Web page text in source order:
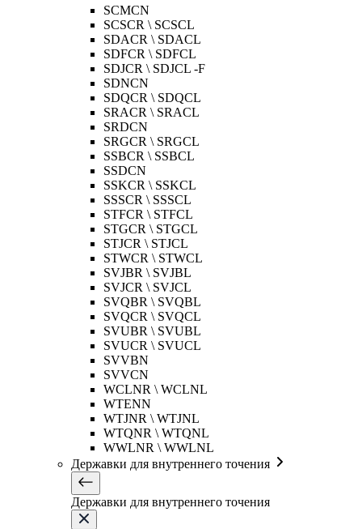
SCMCN
SCSCR \ SCSCL
SDACR \ SDACL
SDFCR \ SDFCL
SDJCR \ SDJCL -F
SDNCN
SDQCR \ SDQCL
SRACR \ SRACL
SRDCN
SRGCR \ SRGCL
SSBCR \ SSBCL
SSDCN
SSKCR \ SSKCL
SSSCR \ SSSCL
STFCR \ STFCL
STGCR \ STGCL
STJCR \ STJCL
STWCR \ STWCL
SVJBR \ SVJBL
SVJCR \ SVJCL
SVQBR \ SVQBL
SVQCR \ SVQCL
SVUBR \ SVUBL
SVUCR \ SVUCL
SVVBN
SVVCN
WCLNR \ WCLNL
WTENN
WTJNR \ WTJNL
WTQNR \ WTQNL
WWLNR \ WWLNL
Державки для внутреннего точения
Державки для внутреннего точения